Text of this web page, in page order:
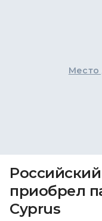
Место
приобрел
Cyprus